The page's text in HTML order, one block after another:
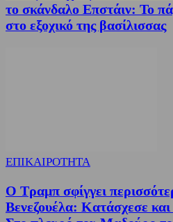
το σκάνδαλο Επστάιν: Το
στο εξοχικό της βασίλισσας
ΕΠΙΚΑΙΡΟΤΗΤΑ
Ο Τραμπ σφίγγει
Βενεζουέλα: Κατάσχεσε και